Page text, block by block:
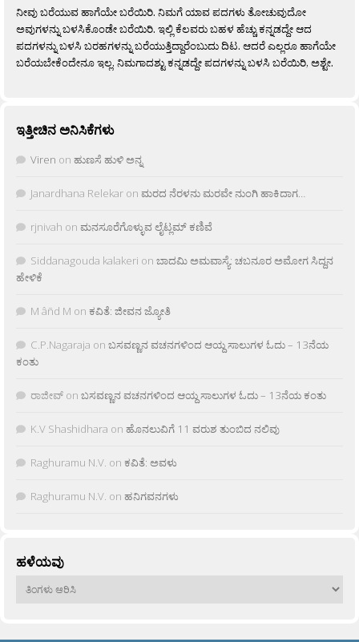
ನೀವು ಬರೆಯುವ ಹಾಗೆಯೇ ಬರೆಯಿರಿ. ನಿಮಗೆ ಯಾವ ಪದಗಳು ತೋಚುವುದೋ
ಅವುಗಳನ್ನು ಬಳಸಿಕೊಂಡೇ ಬರೆಯಿರಿ. ಇಲ್ಲಿ ಕೆಲವರು ಬಹಳ ಹೆಚ್ಚು ಕನ್ನಡದ್ದೇ ಆದ
ಪದಗಳನ್ನು ಬಳಸಿ ಬರಹಗಳನ್ನು ಬರೆಯುತ್ತಿದ್ದಾರೆಂಬುದು ದಿಟ. ಆದರೆ ಎಲ್ಲರೂ ಹಾಗೆಯೇ
ಬರೆಯಬೇಕೆಂದೇನೂ ಇಲ್ಲ. ನಿಮಗಾದಶ್ಟು ಕನ್ನಡದ್ದೇ ಪದಗಳನ್ನು ಬಳಸಿ ಬರೆಯಿರಿ, ಅಶ್ಟೇ.
ಇತ್ತೀಚಿನ ಅನಿಸಿಕೆಗಳು
Viren on ಹುಣಸೆ ಹುಳಿ ಅನ್ನ
Janardhana Relekar on ಮರದ ನೆರಳನು ಮರವೇ ನುಂಗಿ ಹಾಕಿದಾಗ…
rjnivah on ಮನಸೂರೆಗೊಳ್ಳುವ ಲೈಟ್ಲಮ್ ಕಣಿವೆ
Siddanagouda kalakeri on ಬಾದಮಿ ಅಮವಾಸ್ಯೆ: ಚಬನೂರ ಅಮೋಗ ಸಿದ್ದನ
ಹೇಳಿಕೆ
M âñd M on ಕವಿತೆ: ಜೀವನ ಜ್ಯೋತಿ
C.P.Nagaraja on ಬಸವಣ್ಣನ ವಚನಗಳಿಂದ ಆಯ್ದ ಸಾಲುಗಳ ಓದು – 13ನೆಯ
ಕಂತು
ರಾಜೀವ್ on ಬಸವಣ್ಣನ ವಚನಗಳಿಂದ ಆಯ್ದ ಸಾಲುಗಳ ಓದು – 13ನೆಯ ಕಂತು
K.V Shashidhara on ಹೊನಲುವಿಗೆ 11 ವರುಶ ತುಂಬಿದ ನಲಿವು
Raghuramu N.V. on ಕವಿತೆ: ಅವಳು
Raghuramu N.V. on ಹನಿಗವನಗಳು
ಹಳೆಯವು
ಹಳೆಯವು